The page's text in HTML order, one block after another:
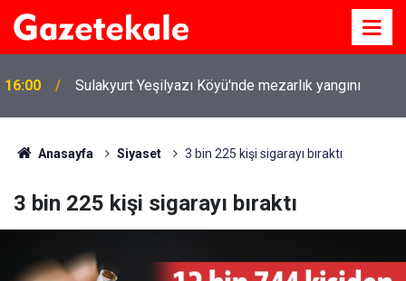
16:00 Sulakyurt Yeşilyazı Köyü'nde mezarlık yangını
Anasayfa Siyaset 3 bin 225 kişi sigarayı bıraktı
3 bin 225 kişi sigarayı bıraktı